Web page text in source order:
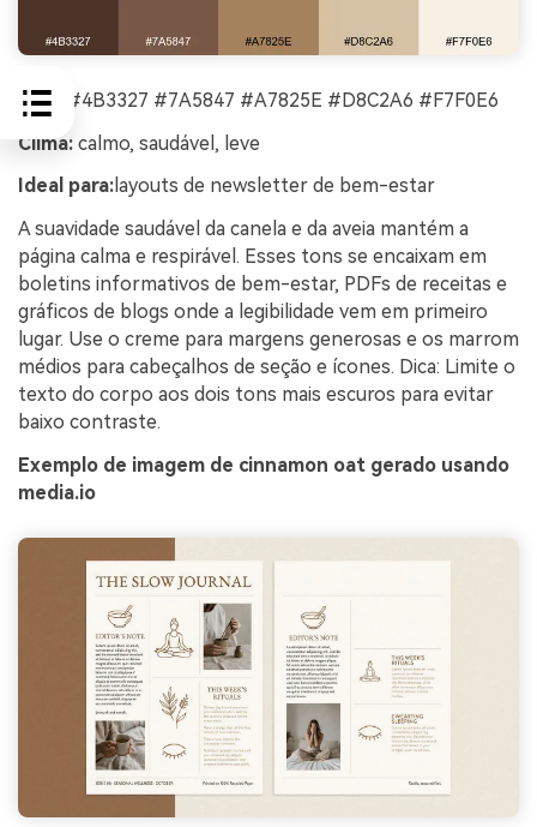
HEX:
#4B3327 #7A5847 #A7825E #D8C2A6 #F7F0E6
Clima: calmo, saudável, leve
Ideal para: layouts de newsletter de bem-estar
A suavidade saudável da canela e da aveia mantém a
página calma e respirável. Esses tons se encaixam em
boletins informativos de bem-estar, PDFs de receitas e
gráficos de blogs onde a legibilidade vem em primeiro
lugar. Use o creme para margens generosas e os marrom
médios para cabeçalhos de seção e ícones. Dica: Limite o
texto do corpo aos dois tons mais escuros para evitar
baixo contraste.
Exemplo de imagem de cinnamon oat gerado usando
media.io